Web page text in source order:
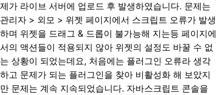
제가 라이브 서버에 업로드 후 발생하였습니다. 문제는
관리자 > 외모 > 위젯 페이지에서 스크립트 오류가 발생
하며 위젯을 드래그 & 드롭이 불가능해 지는등 페이지에
서의 액션들이 적용되지 않아 위젯의 설정도 바꿀 수 없
는 상황이 되었는데요, 처음에는 플러그인 오류라 생각
하고 문제가 되는 플러그인을 찾아 비활성화 해 보았지
만 문제는 계속 지속되었습니다. 자바스크립트 콘솔을